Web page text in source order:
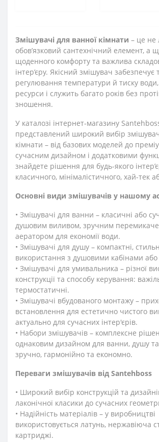
Змішувачі для ванної кімнати – це не
обов’язковий сантехнічний елемент, а
щоденного комфорту та важлива
інтер’єру. Якісний змішувач забезпечує
регулювання температури й тиску
ресурси і служить багато років без
зношення.
У каталозі інтернет-магазину
представлений широкий вибір
кімнати – від базових моделей до
сучасним дизайном і додатковими
знайдете рішення для будь-якого
класичного, мінімалістичного, хай-тек
Основні види змішувачів у нашому
• Змішувачі для ванни – класичні або
душовим виливом, зручним
аератором для економії води.
• Змішувачі для душу – компактні,
використання з душовими кабінами або
• Змішувачі для умивальника – різної
конструкції та способу керування:
термостатичні.
• Змішувачі вбудованого монтажу –
встановлення для естетично чистого
актуально для сучасних інтер'єрів.
• Набори змішувачів – комплексне
однаковим дизайном для ванни, душу
зручно, гармонійно та економно.
Переваги змішувачів від Santehboss
• Широкий вибір конструкцій та
лаконічної класики до сучасних
• Надійність матеріалів – у виробництві
використовується латунь, нержавіюча
картриджі.